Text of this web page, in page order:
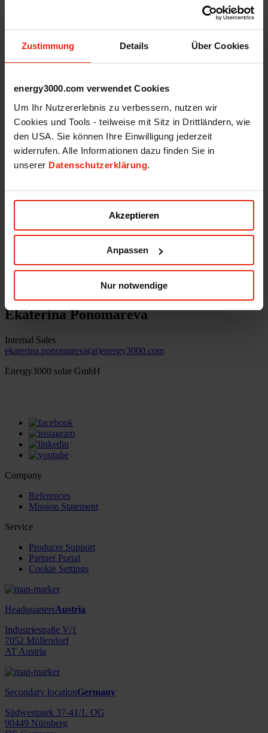
Zustimmung Details Über Cookies
energy3000.com verwendet Cookies
Um Ihr Nutzererlebnis zu verbessern, nutzen wir
Cookies und Tools - teilweise mit Sitz in Drittländern, wie
den USA. Sie können Ihre Einwilligung jederzeit
widerrufen. Alle Informationen dazu finden Sie in
unserer Datenschutzerklärung.
Akzeptieren
Anpassen
Nur notwendige
References
Technical support
Career
Shop
Login
office(at)energy3000.com
© Energy3000 solar GmbH 2026
Ekaterina Ponomareva
Internal Sales
ekaterina.ponomareva(at)energy3000.com
Energy3000 solar GmbH
Company
References
Mission Statement
Service
Producer Support
Partner Portal
Cookie Settings
HeadquartersAustria
Industriestraße V/1
7052 Müllendorf
AT Austria
Secondary locationGermany
Südwestpark 37-41/1. OG
90449 Nürnberg